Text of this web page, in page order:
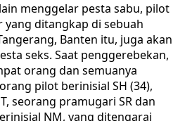
menggelar pesta sabu, pilot
ditangkap di sebuah
Banten itu, juga akan
seks. Saat penggerebekan,
orang dan semuanya
pilot berinisial SH (34),
seorang pramugari SR dan
NM, yang ditengarai